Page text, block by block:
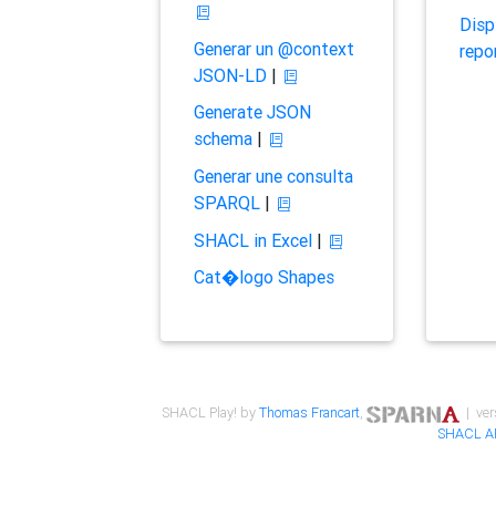
Generar un @context
JSON-LD|
Generate JSON
schema|
Generar une consulta
SPARQL|
SHACL in Excel|
Cat�logo Shapes
SHACL Play! byThomas Francart,
|
SHACL